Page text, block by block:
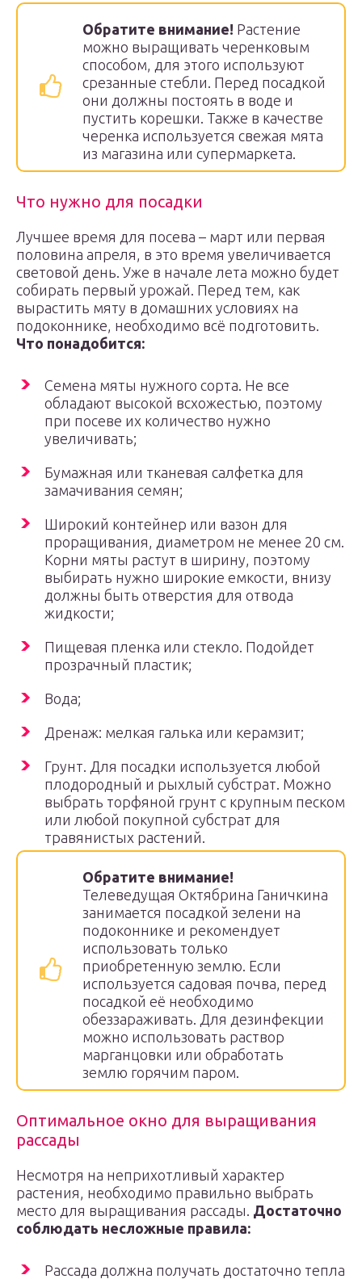
Обратите внимание! Растение
можно выращивать черенковым
способом, для этого используют
срезанные стебли. Перед посадкой
они должны постоять в воде и
пустить корешки. Также в качестве
черенка используется свежая мята
из магазина или супермаркета.
Что нужно для посадки
Лучшее время для посева – март или первая
половина апреля, в это время увеличивается
световой день. Уже в начале лета можно будет
собирать первый урожай. Перед тем, как
вырастить мяту в домашних условиях на
подоконнике, необходимо всё подготовить.
Что понадобится:
Семена мяты нужного сорта. Не все
обладают высокой всхожестью, поэтому
при посеве их количество нужно
увеличивать;
Бумажная или тканевая салфетка для
замачивания семян;
Широкий контейнер или вазон для
проращивания, диаметром не менее 20 см.
Корни мяты растут в ширину, поэтому
выбирать нужно широкие емкости, внизу
должны быть отверстия для отвода
жидкости;
Пищевая пленка или стекло. Подойдет
прозрачный пластик;
Вода;
Дренаж: мелкая галька или керамзит;
Грунт. Для посадки используется любой
плодородный и рыхлый субстрат. Можно
выбрать торфяной грунт с крупным песком
или любой покупной субстрат для
травянистых растений.
Обратите внимание!
Телеведущая Октябрина Ганичкина
занимается посадкой зелени на
подоконнике и рекомендует
использовать только
приобретенную землю. Если
используется садовая почва, перед
посадкой её необходимо
обеззараживать. Для дезинфекции
можно использовать раствор
марганцовки или обработать
землю горячим паром.
Оптимальное окно для выращивания
рассады
Несмотря на неприхотливый характер
растения, необходимо правильно выбрать
место для выращивания рассады. Достаточно
соблюдать несложные правила:
Рассада должна получать достаточно тепла